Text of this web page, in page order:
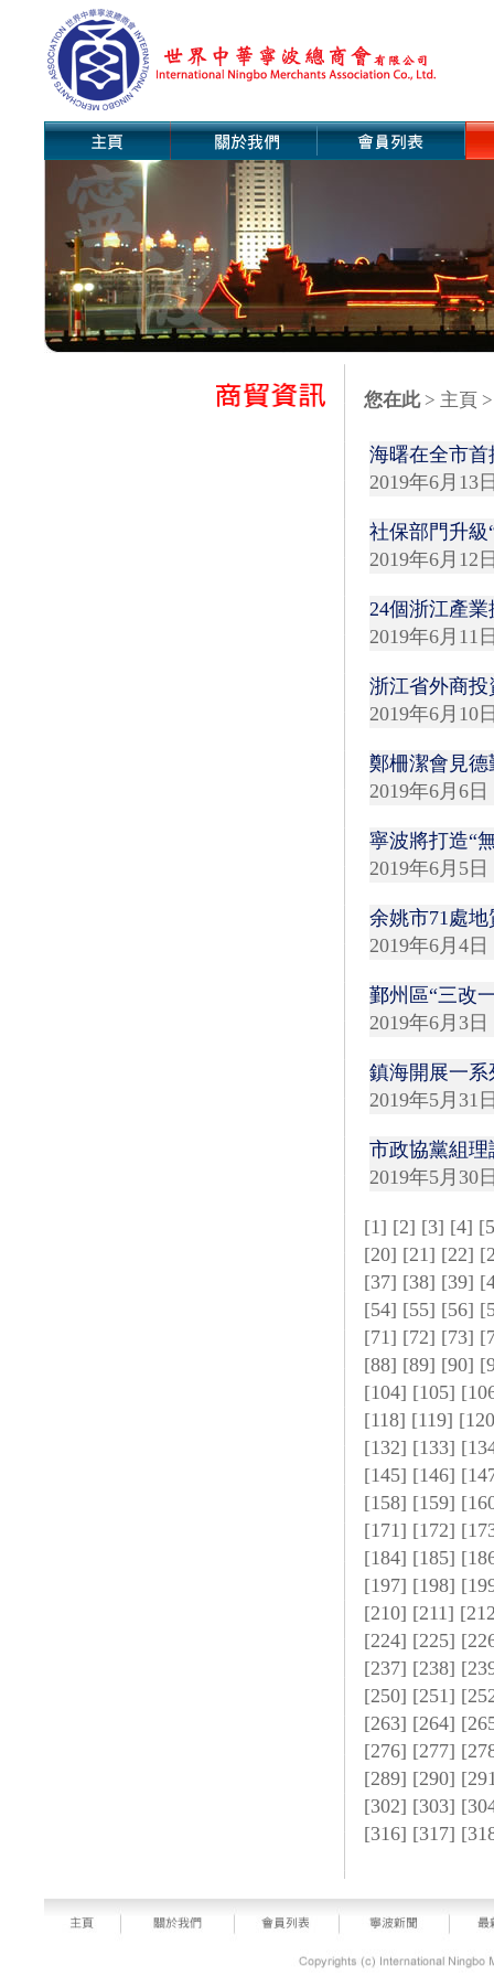
您在此> 主頁 >
海曙在全市
2019年6月13
社保部門升級
2019年6月12
24個浙江產
2019年6月11
浙江省外商
2019年6月10
鄭柵潔會見
2019年6月6日
寧波將打造“
2019年6月5日
余姚市71處
2019年6月4日
鄞州區“三改
2019年6月3日
鎮海開展一
2019年5月31
市政協黨組
2019年5月30
[1] [2] [3] [4] [5
[20] [21] [22] [
[37] [38] [39] [
[54] [55] [56] [
[71] [72] [73] [
[88] [89] [90] [
[104] [105] [
[118] [119] [120
[132] [133] [
[145] [146] [
[158] [159] [
[171] [172] [
[184] [185] [
[197] [198] [
[210] [211] [
[224] [225] [
[237] [238] [
[250] [251] [
[263] [264] [
[276] [277] [
[289] [290] [
[302] [303] [
[316] [317] [